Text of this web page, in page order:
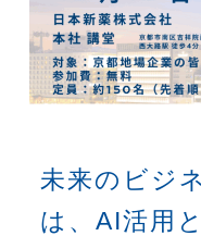
未来のビジ
は、AI活用